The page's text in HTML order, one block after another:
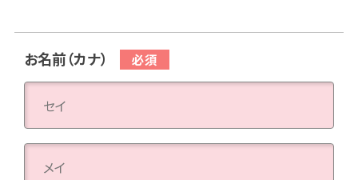
お名前（カナ）